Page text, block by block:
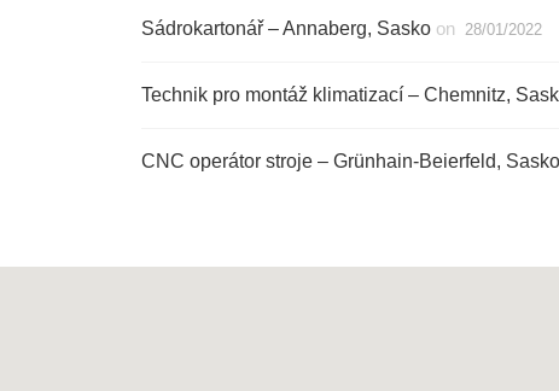
Sádrokartonář – Annaberg, Sasko on 28/01/2022
Technik pro montáž klimatizací – Chemnitz,
CNC operátor stroje – Grünhain-Beierfeld, Sasko